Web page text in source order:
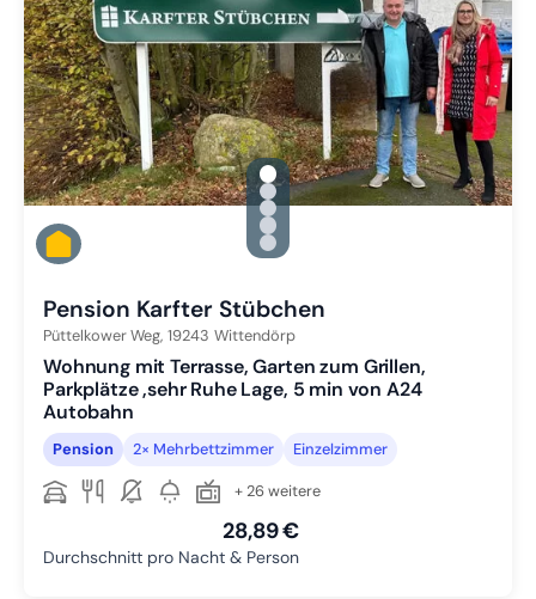
gallery.slide_selector
Zu Slide 1 wechseln
Zu Slide 2 wechseln
Zu Slide 3 wechseln
Zu Slide 4 wechseln
Zu Slide 5 wechseln
Pension Karfter Stübchen
Püttelkower Weg, 19243 Wittendörp
Wohnung mit Terrasse, Garten zum Grillen,
Parkplätze ,sehr Ruhe Lage, 5 min von A24
Autobahn
Pension 2× Mehrbettzimmer Einzelzimmer
+ 26 weitere
28,89 €
Durchschnitt pro Nacht & Person